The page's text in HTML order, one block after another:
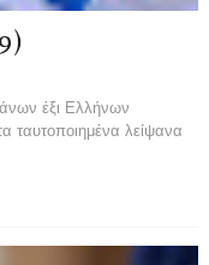
έξι Ελλήνων
λείψανα